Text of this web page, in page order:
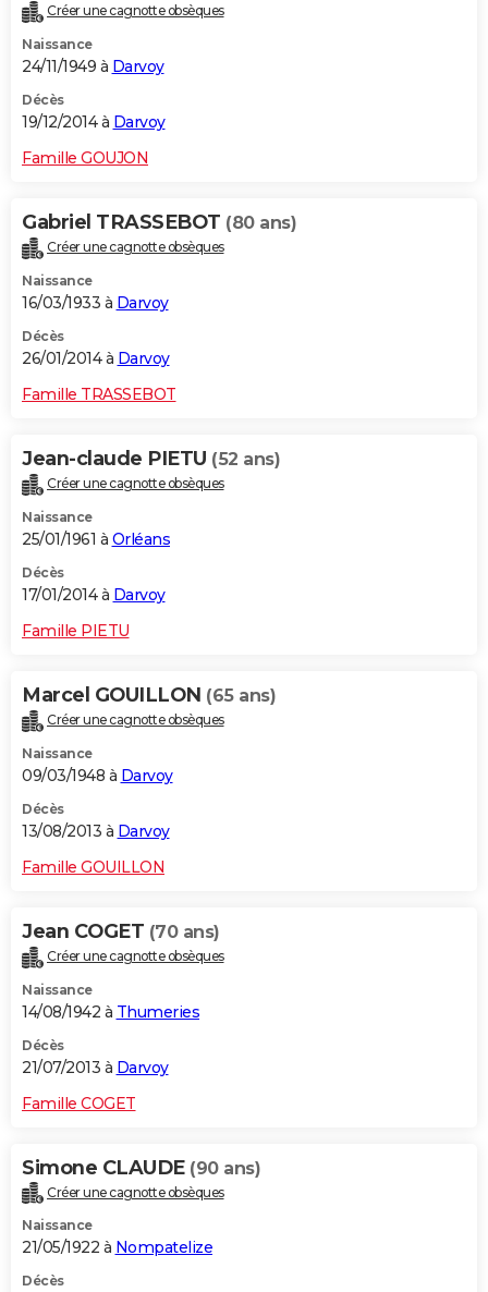
Créer une cagnotte obsèques
Naissance
24/11/1949 à Darvoy
Décès
19/12/2014 à Darvoy
Famille GOUJON
Gabriel TRASSEBOT (80 ans)
Créer une cagnotte obsèques
Naissance
16/03/1933 à Darvoy
Décès
26/01/2014 à Darvoy
Famille TRASSEBOT
Jean-claude PIETU (52 ans)
Créer une cagnotte obsèques
Naissance
25/01/1961 à Orléans
Décès
17/01/2014 à Darvoy
Famille PIETU
Marcel GOUILLON (65 ans)
Créer une cagnotte obsèques
Naissance
09/03/1948 à Darvoy
Décès
13/08/2013 à Darvoy
Famille GOUILLON
Jean COGET (70 ans)
Créer une cagnotte obsèques
Naissance
14/08/1942 à Thumeries
Décès
21/07/2013 à Darvoy
Famille COGET
Simone CLAUDE (90 ans)
Créer une cagnotte obsèques
Naissance
21/05/1922 à Nompatelize
Décès